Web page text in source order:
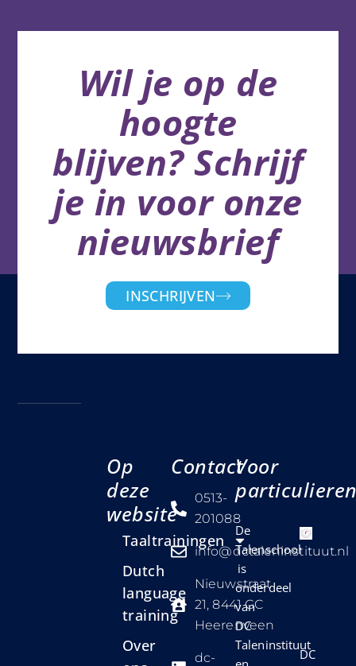
Wil je op de
hoogte
blijven? Schrijf
je in voor onze
nieuwsbrief
INSCHRIJVEN
Op
deze
website
Taaltrainingen
Dutch
language
training
Over
Contact
0513-
201088
info@dctaleninstituut.nl
Nieuwstraat
21, 8441 GC
Heerenveen
dc-
Voor
De
Talenschool
is
onderdeel
van
DC
Taleninstituut
DC